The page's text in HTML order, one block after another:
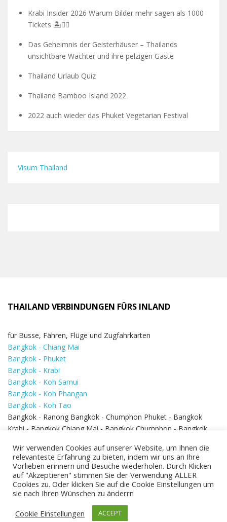
Krabi Insider 2026 Warum Bilder mehr sagen als 1000
Tickets 🏝️🧗‍♂️
Das Geheimnis der Geisterhäuser – Thailands
unsichtbare Wächter und ihre pelzigen Gäste
Thailand Urlaub Quiz
Thailand Bamboo Island 2022
2022 auch wieder das Phuket Vegetarian Festival
Visum Thailand
THAILAND VERBINDUNGEN FÜRS INLAND
für Busse, Fähren, Flüge und Zugfahrkarten
Bangkok - Chiang Mai
Bangkok - Phuket
Bangkok - Krabi
Bangkok - Koh Samui
Bangkok - Koh Phangan
Bangkok - Koh Tao
Bangkok - Ranong Bangkok - Chumphon Phuket - Bangkok
Krabi - Bangkok Chiang Mai - Bangkok Chumphon - Bangkok
Bangkok - Hua Hin
Wir verwenden Cookies auf unserer Website, um Ihnen die
relevanteste Erfahrung zu bieten, indem wir uns an Ihre
Vorlieben erinnern und Besuche wiederholen. Durch Klicken
auf "Akzeptieren" stimmen Sie der Verwendung ALLER
Cookies zu. Oder klicken Sie auf die Cookie Einstellungen um
sie nach Ihren Wünschen zu änderrn
Cookie Einstellungen
ACCEPT